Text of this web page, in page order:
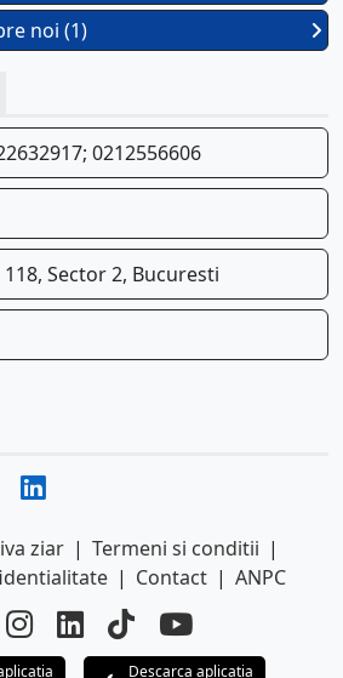
noi (1)
0212556606
118, Sector 2, Bucuresti
ziar | Termeni si conditii |
| Contact | ANPC
Descarca aplicatia